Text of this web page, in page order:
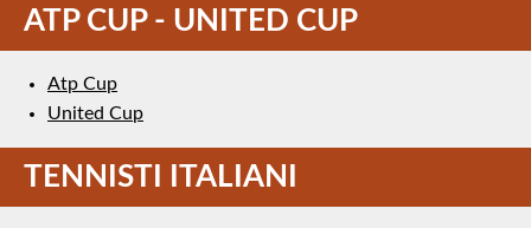
ATP CUP - UNITED CUP
Atp Cup
United Cup
TENNISTI ITALIANI